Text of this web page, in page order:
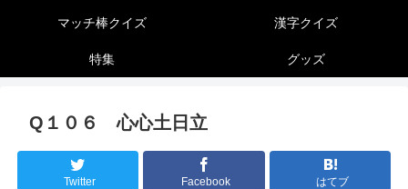
マッチ棒クイズ 漢字クイズ
特集 グッズ
Q１０６ 心心土日立
Twitter Facebook はてブ